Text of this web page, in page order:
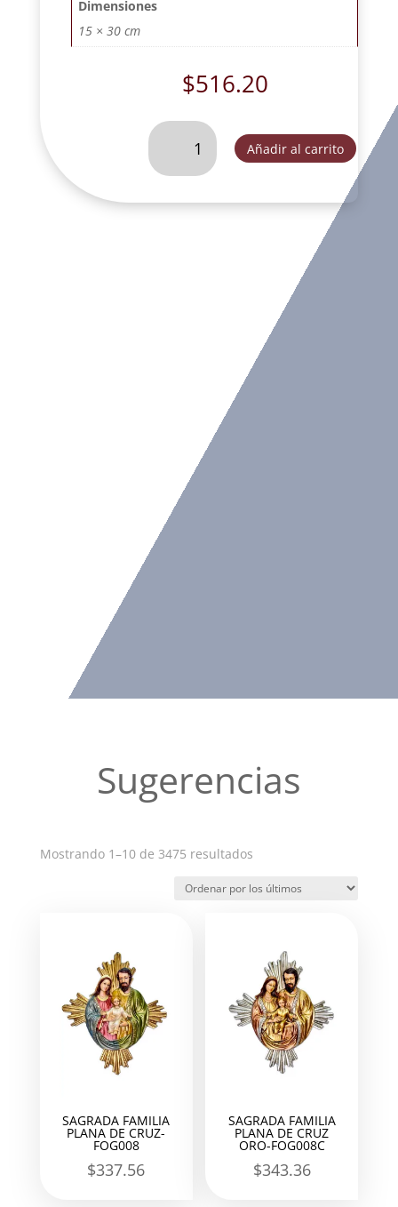
Dimensiones
15 × 30 cm
$516.20
ANGEL
LA
DE
Añadir al carrito
Sugerencias
Mostrando 1–10 de 3475 resultadosOrdenado
los
SAGRADA FAMILIA
PLANA DE CRUZ-
FOG008
$337.56
SAGRADA FAMILIA
PLANA DE CRUZ
ORO-FOG008C
$343.36